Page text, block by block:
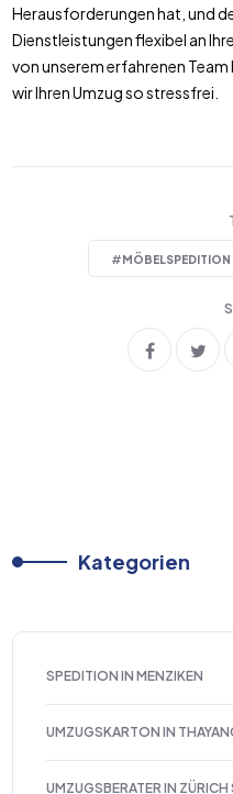
Herausforderungen hat, und
Dienstleistungen flexibel an
von unserem erfahrenen
wir Ihren Umzug so stressfrei.
#MÖBELSPEDITION
Kategorien
SPEDITION IN MENZIKEN
UMZUGSKARTON IN
UMZUGSBERATER IN ZÜRICH